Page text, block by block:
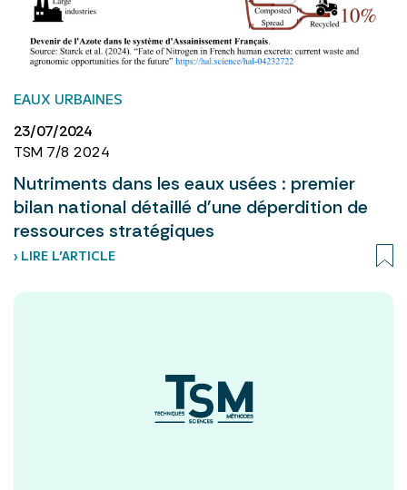
EAUX URBAINES
23/07/2024
TSM 7/8 2024
Nutriments dans les eaux usées : premier
bilan national détaillé d'une déperdition de
ressources stratégiques
› LIRE L’ARTICLE